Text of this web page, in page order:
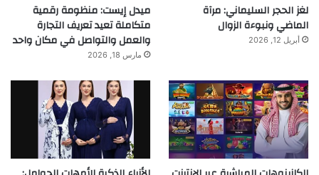
لغز الحجر السليماني: مرآة
الماضي ونبوءة الزوال
أبريل 12, 2026
ميدل إيست: منظومة رقمية
متكاملة تعيد تعريف التجارة
والعمل والتواصل في مكان واحد
مارس 18, 2026